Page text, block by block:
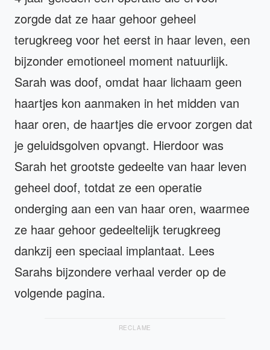
zorgde dat ze haar gehoor geheel
terugkreeg voor het eerst in haar leven, een
bijzonder emotioneel moment natuurlijk.
Sarah was doof, omdat haar lichaam geen
haartjes kon aanmaken in het midden van
haar oren, de haartjes die ervoor zorgen dat
je geluidsgolven opvangt. Hierdoor was
Sarah het grootste gedeelte van haar leven
geheel doof, totdat ze een operatie
onderging aan een van haar oren, waarmee
ze haar gehoor gedeeltelijk terugkreeg
dankzij een speciaal implantaat. Lees
Sarahs bijzondere verhaal verder op de
volgende pagina.
RECLAME